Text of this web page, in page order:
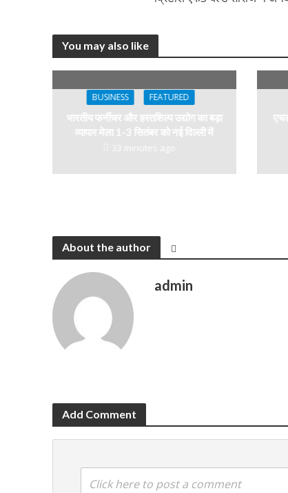
You may also like
BUSINESS FEATURED
भारतीय फर्नीचर और हस्तशिल्प उद्योग का बड़ा
व्यापार मेला 1-3 सितंबर को नई दिल्ली में
33 minutes ago
About the author
admin
Add Comment
Click here to post a comment